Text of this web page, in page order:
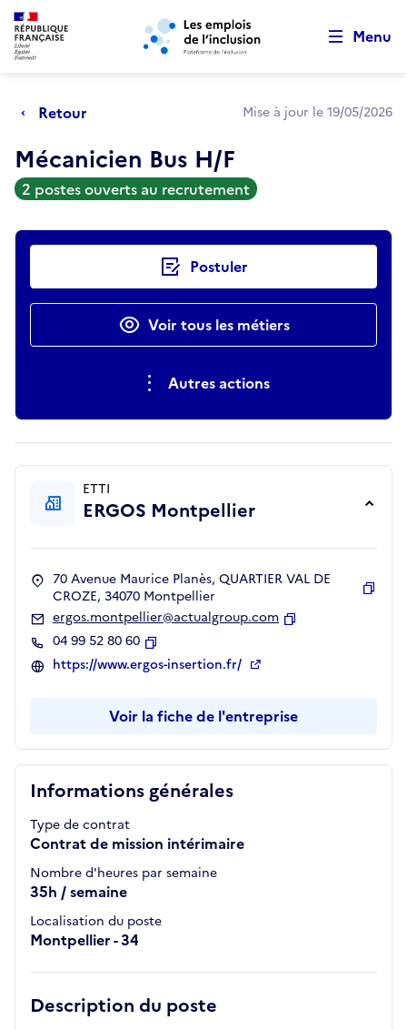
Aller au menu principal Aller au contenu principal
Menu
Retour Mise à jour le 19/05/2026
Mécanicien Bus H/F
2 postes ouverts au recrutement
Actions rapides Postuler
Voir tous les métiers
Autres actions
Informations générales
Type de contrat
Contrat de mission intérimaire
Nombre d'heures par semaine
35h / semaine
Localisation du poste
Montpellier - 34
Description du poste
ETTI
ERGOS Montpellier
70 Avenue Maurice Planès, QUARTIER VAL DE
CROZE, 34070 Montpellier
ergos.montpellier@actualgroup.com
04 99 52 80 60
Copier
https://www.ergos-insertion.fr/
Voir la fiche de l'entreprise
Retour au début de la page
Panneau de gestion des cookies